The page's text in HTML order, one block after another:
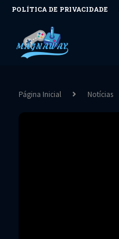
POLÍTICA DE PRIVACIDADE
Página Inicial Notícias